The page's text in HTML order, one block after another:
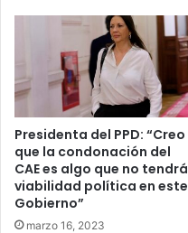
Presidenta del PPD: “Creo
que la condonación del
CAE es algo que no tendrá
viabilidad política en este
Gobierno”
marzo 16, 2023